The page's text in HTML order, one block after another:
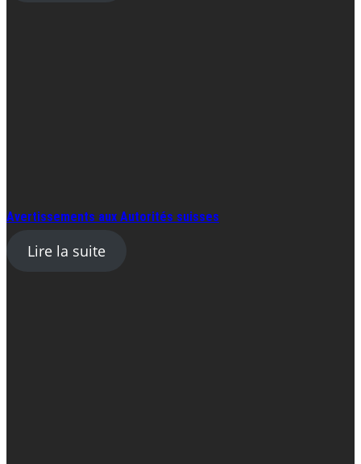
Avertissements aux Autorités suisses
Lire la suite